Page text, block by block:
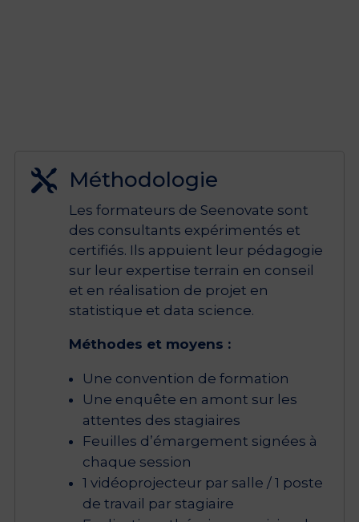
 Méthodologie
Les formateurs de Seenovate sont
des consultants expérimentés et
certifiés. Ils appuient leur pédagogie
sur leur expertise terrain en conseil
et en réalisation de projet en
statistique et data science.
Méthodes et moyens :
Une convention de formation
Une enquête en amont sur les
attentes des stagiaires
Feuilles d’émargement signées à
chaque session
1 vidéoprojecteur par salle / 1 poste
de travail par stagiaire